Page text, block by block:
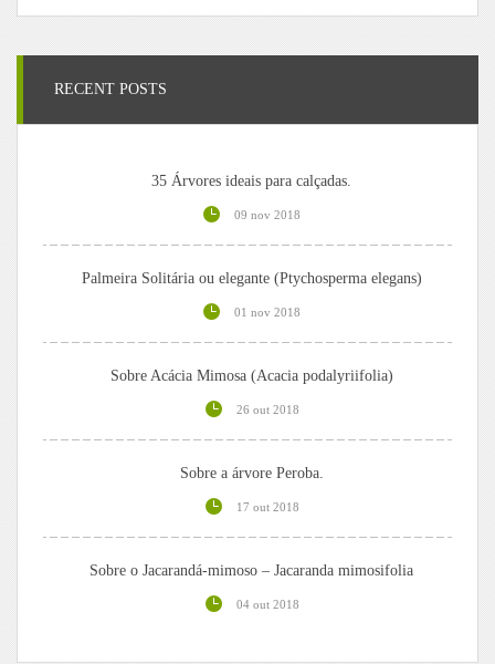
RECENT POSTS
35 Árvores ideais para calçadas.
09 nov 2018
Palmeira Solitária ou elegante (Ptychosperma elegans)
01 nov 2018
Sobre Acácia Mimosa (Acacia podalyriifolia)
26 out 2018
Sobre a árvore Peroba.
17 out 2018
Sobre o Jacarandá-mimoso – Jacaranda mimosifolia
04 out 2018